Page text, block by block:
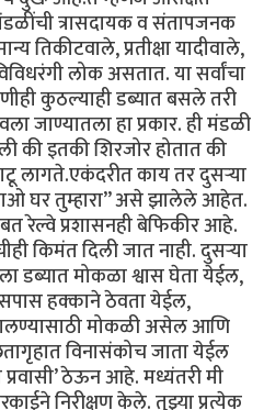
त्रासदायक व संतापजनक
तिकीटवाले, प्रतीक्षा यादीवाले,
लोक असतात. या सर्वांचा
कुठल्याही डब्यात बसले तरी
जाण्यातला हा प्रकार. ही मंडळी
की इतकी शिरजोर होतात की
लागते.एकंदरीत काय तर दुसऱ्या
घर तुम्हारा’’ असे झालेले आहेत.
रेल्वे प्रशासनही बेफिकीर आहे.
किमंत दिली जात नाही. दुसऱ्या
डब्यात मोकळा श्वास घेता येईल,
हक्काने ठेवता येईल,
मोकळी असेल आणि
विनासंकोच जाता येईल
ठेऊन आहे. मध्यंतरी मी
निरीक्षण केले. तुझ्या प्रत्येक